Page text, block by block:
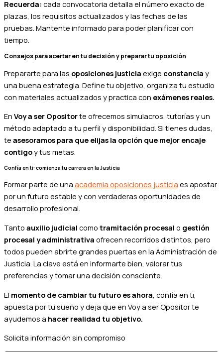
Recuerda: cada convocatoria detalla el número exacto de
plazas, los requisitos actualizados y las fechas de las
pruebas. Mantente informado para poder planificar con
tiempo.
Consejos para acertar en tu decisión y preparar tu oposición
Prepararte para las oposiciones justicia exige constancia y
una buena estrategia. Define tu objetivo, organiza tu estudio
con materiales actualizados y practica con exámenes reales.
En Voy a ser Opositorte ofrecemos simulacros, tutorías y un
método adaptado a tu perfil y disponibilidad. Si tienes dudas,
te asesoramos para que elijas la opción que mejor encaje
contigoy tus metas.
Confía en ti: comienza tu carrera en la Justicia
Formar parte de una academia oposiciones justicia es apostar
por un futuro estable y con verdaderas oportunidades de
desarrollo profesional.
Tanto auxilio judicial como tramitación procesal o gestión
procesal y administrativa ofrecen recorridos distintos, pero
todos pueden abrirte grandes puertas en la Administración de
Justicia. La clave está en informarte bien, valorar tus
preferencias y tomar una decisión consciente.
El momento de cambiar tu futuro es ahora , confía en ti,
apuesta por tu sueño y deja que en Voy a ser Opositor te
ayudemos a hacer realidad tu objetivo.
Solicita información sin compromiso